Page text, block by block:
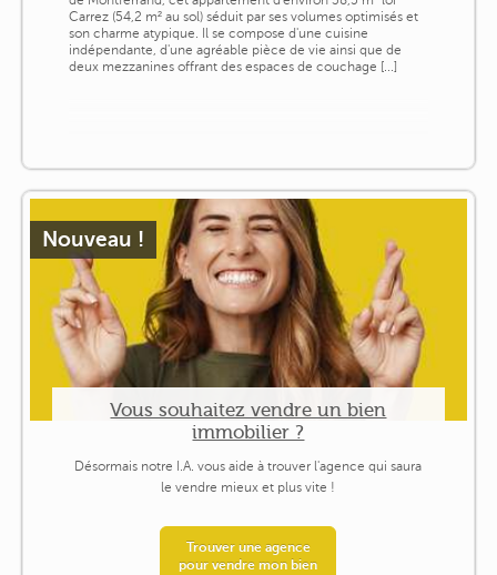
Carrez (54,2 m² au sol) séduit par ses volumes optimisés et
son charme atypique. Il se compose d'une cuisine
indépendante, d'une agréable pièce de vie ainsi que de
deux mezzanines offrant des espaces de couchage [...]
Nouveau !
Vous souhaitez vendre un bien
immobilier ?
Désormais notre I.A. vous aide à trouver l'agence qui saura
le vendre mieux et plus vite !
Trouver une agence
pour vendre mon bien